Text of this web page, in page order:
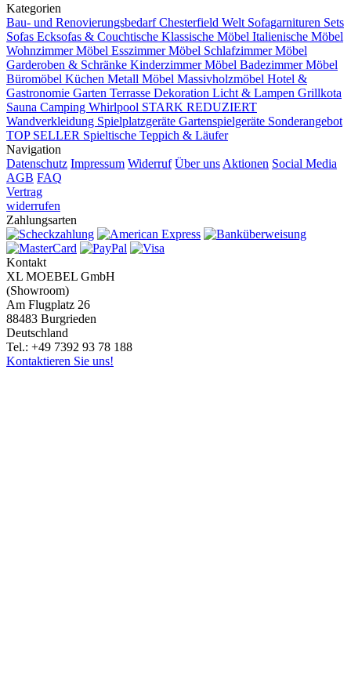
Kategorien
Bau- und RenovierungsbedarfChesterfield Welt Sofagarnituren Sets
Sofas Ecksofas & Couchtische Klassische Möbel Italienische Möbel
Wohnzimmer Möbel Esszimmer Möbel Schlafzimmer Möbel
Garderoben & Schränke Kinderzimmer Möbel Badezimmer Möbel
Büromöbel Küchen Metall Möbel Massivholzmöbel Hotel &
Gastronomie Garten Terrasse Dekoration Licht & Lampen Grillkota
Sauna Camping Whirlpool STARK REDUZIERT
Wandverkleidung Spielplatzgeräte Gartenspielgeräte Sonderangebot
TOP SELLER Spieltische Teppich & Läufer
Navigation
Datenschutz Impressum Widerruf Über uns Aktionen Social Media
AGB FAQ
Vertrag
widerrufen
Zahlungsarten
Kontakt
XL MOEBEL GmbH
(Showroom)
Am Flugplatz 26
88483 Burgrieden
Deutschland
Tel.: +49 7392 93 78 188
Kontaktieren Sie uns!